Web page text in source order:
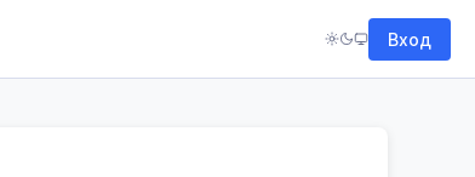
Вход